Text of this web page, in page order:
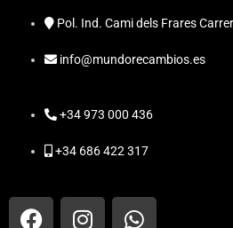
Pol. Ind. Cami dels Frares
info@mundorecambios.es
+34 973 000 436
+34 686 422 317